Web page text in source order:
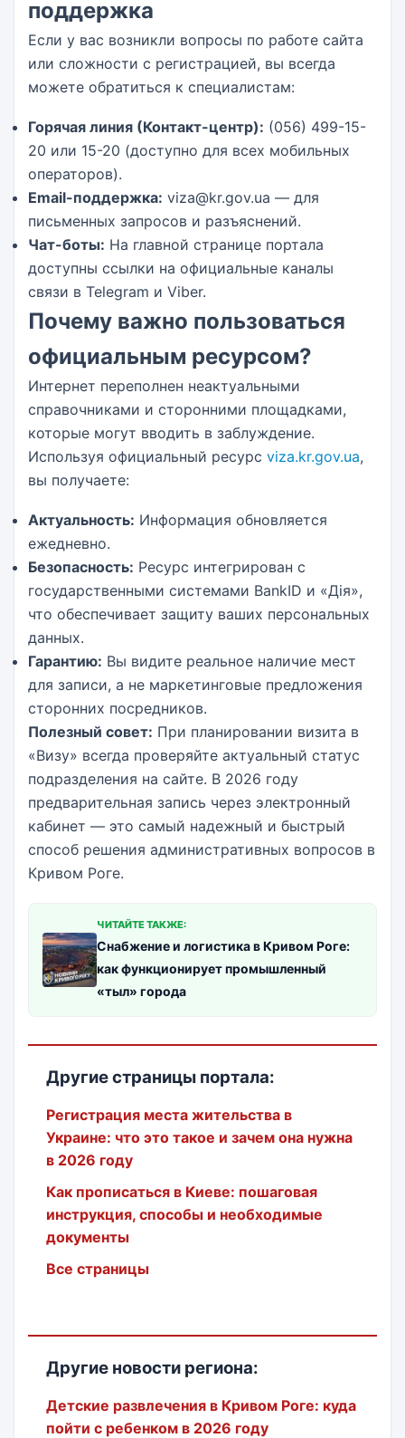
поддержка
Если у вас возникли вопросы по работе сайта
или сложности с регистрацией, вы всегда
можете обратиться к специалистам:
Горячая линия (Контакт-центр): (056) 499-15-
20 или 15-20 (доступно для всех мобильных
операторов).
Email-поддержка: viza@kr.gov.ua — для
письменных запросов и разъяснений.
Чат-боты: На главной странице портала
доступны ссылки на официальные каналы
связи в Telegram и Viber.
Почему важно пользоваться
официальным ресурсом?
Интернет переполнен неактуальными
справочниками и сторонними площадками,
которые могут вводить в заблуждение.
Используя официальный ресурс viza.kr.gov.ua,
вы получаете:
Актуальность: Информация обновляется
ежедневно.
Безопасность: Ресурс интегрирован с
государственными системами BankID и «Дія»,
что обеспечивает защиту ваших персональных
данных.
Гарантию: Вы видите реальное наличие мест
для записи, а не маркетинговые предложения
сторонних посредников.
Полезный совет: При планировании визита в
«Визу» всегда проверяйте актуальный статус
подразделения на сайте. В 2026 году
предварительная запись через электронный
кабинет — это самый надежный и быстрый
способ решения административных вопросов в
Кривом Роге.
ЧИТАЙТЕ ТАКЖЕ:
Снабжение и логистика в Кривом Роге:
как функционирует промышленный
«тыл» города
Другие страницы портала:
Регистрация места жительства в
Украине: что это такое и зачем она нужна
в 2026 году
Как прописаться в Киеве: пошаговая
инструкция, способы и необходимые
документы
Все страницы
Другие новости региона:
Детские развлечения в Кривом Роге: куда
пойти с ребенком в 2026 году